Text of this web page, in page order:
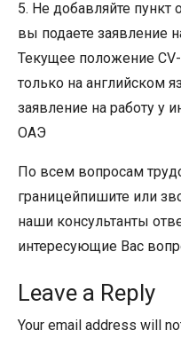
5. Не добавляйте
вы подаете заявление
Текущее положение
только на английском
заявление на работу у
ОАЭ
По всем вопросам
границейпишите или
наши консультанты
интересующие Вас
Leave a Reply
Your email address will